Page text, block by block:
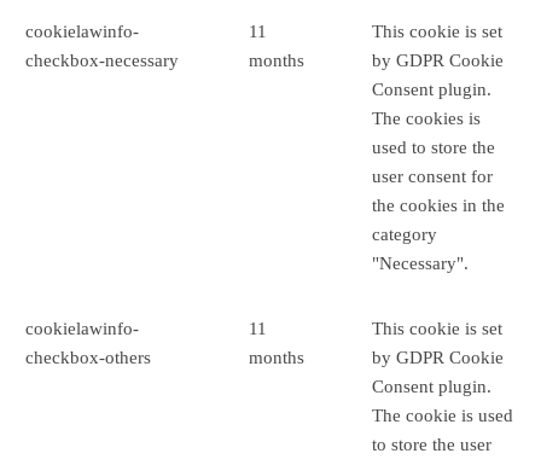
cookielawinfo-
checkbox-necessary
11
months
This cookie is set
by GDPR Cookie
Consent plugin.
The cookies is
used to store the
user consent for
the cookies in the
category
"Necessary".
cookielawinfo-
checkbox-others
11
months
This cookie is set
by GDPR Cookie
Consent plugin.
The cookie is used
to store the user